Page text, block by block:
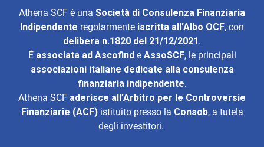
Athena SCF è una Società di Consulenza Finanziaria
Indipendente regolarmente iscritta all’Albo OCF, con
delibera n.1820 del 21/12/2021 .
È associata ad Ascofind e AssoSCF, le principali
associazioni italiane dedicate alla consulenza
finanziaria indipendente.
Athena SCF aderisce all’Arbitro per le Controversie
Finanziarie (ACF)istituito presso la Consob, a tutela
degli investitori.